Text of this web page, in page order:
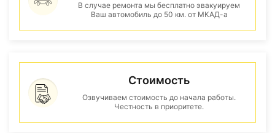
В случае ремонта мы бесплатно эвакуируем
Ваш автомобиль до 50 км. от МКАД-а
Стоимость
Озвучиваем стоимость до начала работы.
Честность в приоритете.